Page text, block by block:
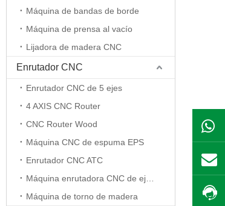
Máquina de bandas de borde
Máquina de prensa al vacío
Lijadora de madera CNC
Enrutador CNC
Enrutador CNC de 5 ejes
4 AXIS CNC Router
CNC Router Wood
Máquina CNC de espuma EPS
Enrutador CNC ATC
Máquina de torno de madera